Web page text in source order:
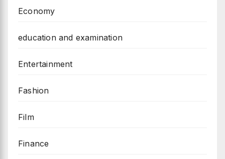
Economy
education and examination
Entertainment
Fashion
Film
Finance